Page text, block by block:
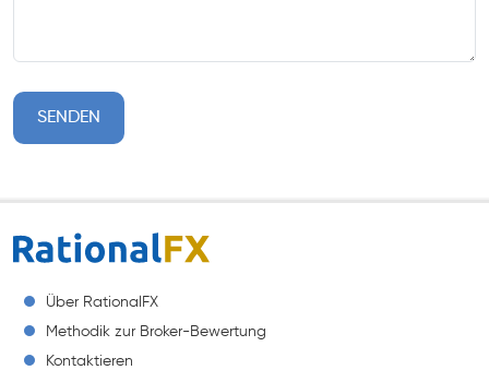
Über RationalFX
Methodik zur Broker-Bewertung
Kontaktieren